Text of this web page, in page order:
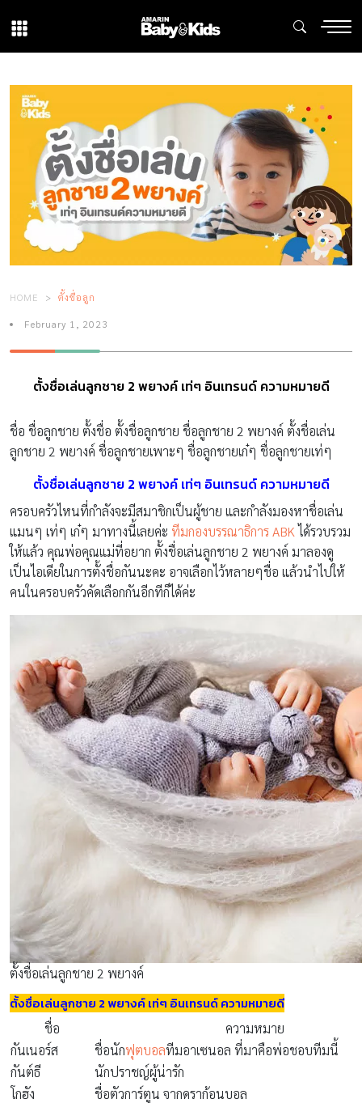
HOME ตั้งชื่อลูก
February 1, 2023
ตั้งชื่อเล่นลูกชาย 2 พยางค์ เท่ๆ อินเทรนด์ ความหมายดี
ชื่อ ชื่อลูกชาย ตั้งชื่อ ตั้งชื่อลูกชาย ชื่อลูกชาย 2 พยางค์ ตั้งชื่อเล่น
ลูกชาย 2 พยางค์ ชื่อลูกชายเพาะๆ ชื่อลูกชายเก๋ๆ ชื่อลูกชายเท่ๆ
ตั้งชื่อเล่นลูกชาย 2 พยางค์ เท่ๆ อินเทรนด์ ความหมายดี
ครอบครัวไหนที่กำลังจะมีสมาชิกเป็นผู้ชาย และกำลังมองหาชื่อเล่น
แมนๆ เท่ๆ เก๋ๆ มาทางนี้เลยค่ะ ทีมกองบรรณาธิการ ABKได้รวบรวม
ให้แล้ว คุณพ่อคุณแม่ที่อยาก ตั้งชื่อเล่นลูกชาย 2 พยางค์ มาลองดู
เป็นไอเดียในการตั้งชื่อกันนะคะ อาจเลือกไว้หลายๆชื่อ แล้วนำไปให้
คนในครอบครัวคัดเลือกกันอีกทีก็ได้ค่ะ
ตั้งชื่อเล่นลูกชาย 2 พยางค์
ตั้งชื่อเล่นลูกชาย 2 พยางค์ เท่ๆ อินเทรนด์ ความหมายดี
ชื่อ
ความหมาย
กันเนอร์ส
ชื่อนักฟุตบอลทีมอาเซนอล ที่มาคือพ่อชอบทีมนี้
กันต์ธี
นักปราชญ์ผู้น่ารัก
โกฮัง
ชื่อตัวการ์ตูน จากดราก้อนบอล